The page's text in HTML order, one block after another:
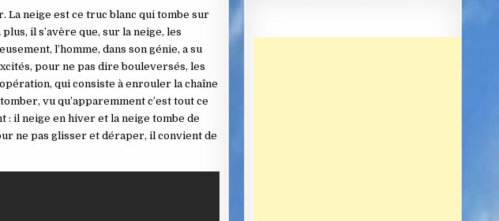
neige est ce truc blanc qui tombe sur
il s’avère que, sur la neige, les
l’homme, dans son génie, a su
pour ne pas dire bouleversés, les
qui consiste à enrouler la chaîne
vu qu’apparemment c’est tout ce
il neige en hiver et la neige tombe de
ne pas glisser et déraper, il convient de